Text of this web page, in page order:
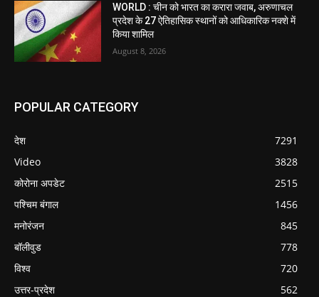
WORLD : चीन को भारत का करारा जवाब, अरुणाचल
प्रदेश के 27 ऐतिहासिक स्थानों को आधिकारिक नक्शे में
किया शामिल
August 8, 2026
POPULAR CATEGORY
देश
7291
Video
3828
कोरोना अपडेट
2515
पश्चिम बंगाल
1456
मनोरंजन
845
बॉलीवुड
778
विश्व
720
उत्तर-प्रदेश
562